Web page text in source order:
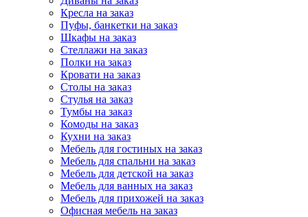
Кресла на заказ
Пуфы, банкетки на заказ
Шкафы на заказ
Стеллажи на заказ
Полки на заказ
Кровати на заказ
Столы на заказ
Стулья на заказ
Тумбы на заказ
Комоды на заказ
Кухни на заказ
Мебель для гостиных на заказ
Мебель для спальни на заказ
Мебель для детской на заказ
Мебель для ванных на заказ
Мебель для прихожей на заказ
Офисная мебель на заказ